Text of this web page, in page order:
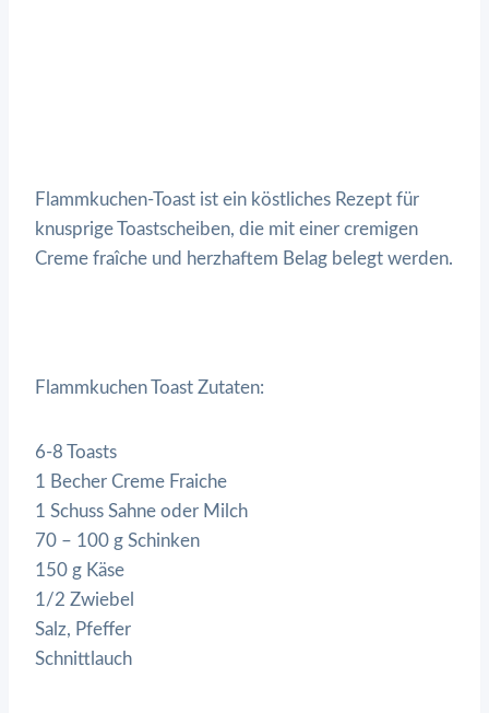
Flammkuchen-Toast ist ein köstliches Rezept für
knusprige Toastscheiben, die mit einer cremigen
Creme fraîche und herzhaftem Belag belegt werden.
Flammkuchen Toast Zutaten:
6-8 Toasts
1 Becher Creme Fraiche
1 Schuss Sahne oder Milch
70 – 100 g Schinken
150 g Käse
1/2 Zwiebel
Salz, Pfeffer
Schnittlauch